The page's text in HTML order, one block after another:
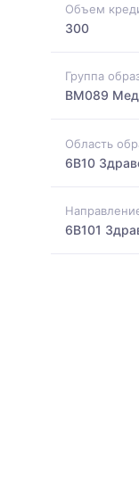
Объем
300
Группа
BM089
Область
6B10
6B101